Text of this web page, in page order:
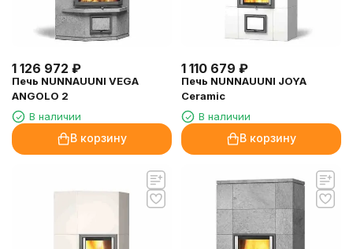
1 126 972 ₽
Печь NUNNAUUNI VEGA
ANGOLO 2
В наличии
В корзину
1 110 679 ₽
Печь NUNNAUUNI JOYA
Ceramic
В наличии
В корзину